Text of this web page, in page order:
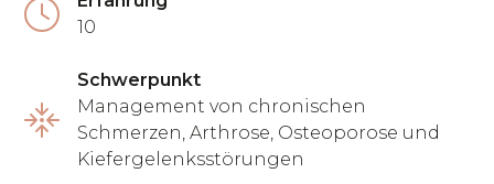
10
Schwerpunkt
Management von chronischen
Schmerzen, Arthrose, Osteoporose und
Kiefergelenksstörungen